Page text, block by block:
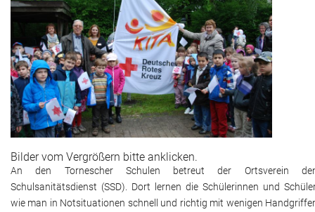
Bilder vom Vergrößern bitte anklicken.
An den Tornescher Schulen betreut der Ortsverein
Schulsanitätsdienst (SSD). Dort lernen die Schülerinnen und
wie man in Notsituationen schnell und richtig mit wenigen